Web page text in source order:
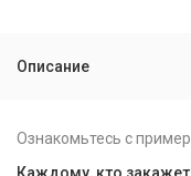
Описание
Ознакомьтесь с